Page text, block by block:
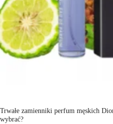
Trwałe zamienniki perfum męskich
wybrać?